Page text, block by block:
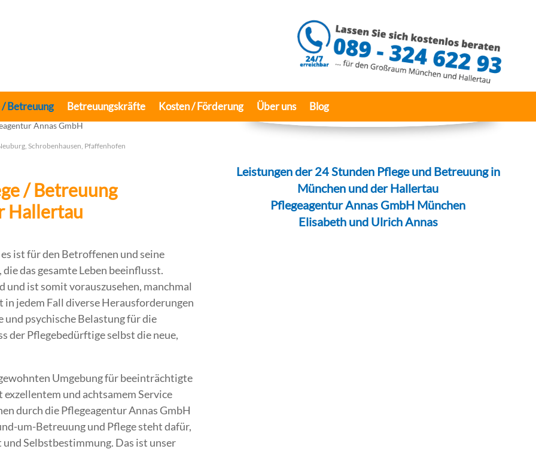
/ Betreuung Betreuungskräfte Kosten / Förderung Über uns Blog
Schrobenhausen, Pfaffenhofen
/ Betreuung
Hallertau
ist für den Betroffenen und seine
das gesamte Leben beeinflusst.
ist somit vorauszusehen, manchmal
jedem Fall diverse Herausforderungen
und psychische Belastung für die
der Pflegebedürftige selbst die neue,
Umgebung für beeinträchtigte
und achtsamem Service
durch die Pflegeagentur Annas GmbH
um-Betreuung und Pflege steht dafür,
und Selbstbestimmung. Das ist unser
Leistungen der 24 Stunden Pflege und Betreuung in
München und der Hallertau
Pflegeagentur Annas GmbH München
Elisabeth und Ulrich Annas